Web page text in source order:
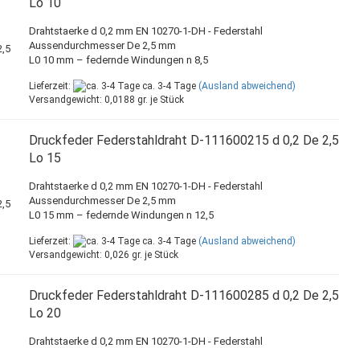
Drahtstaerke d 0,2 mm EN 10270-1-DH - Federstahl
Aussendurchmesser De 2,5 mm
L0 10 mm – federnde Windungen n 8,5
Lieferzeit: ca. 3-4 Tage (Ausland abweichend)
Versandgewicht: 0,0188 gr. je Stück
Druckfeder Federstahldraht D-111600215 d 0,2 De 2,5
Lo 15
Drahtstaerke d 0,2 mm EN 10270-1-DH - Federstahl
Aussendurchmesser De 2,5 mm
L0 15 mm – federnde Windungen n 12,5
Lieferzeit: ca. 3-4 Tage (Ausland abweichend)
Versandgewicht: 0,026 gr. je Stück
Druckfeder Federstahldraht D-111600285 d 0,2 De 2,5
Lo 20
Drahtstaerke d 0,2 mm EN 10270-1-DH - Federstahl